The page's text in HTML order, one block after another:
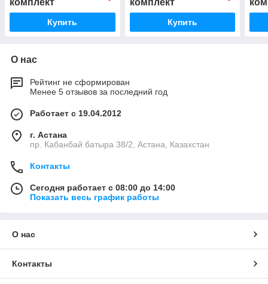
комплект
Купить
комплект
Купить
О нас
Рейтинг не сформирован
Менее 5 отзывов за последний год
Работает с 19.04.2012
г. Астана
пр. Кабанбай батыра 38/2, Астана, Казахстан
Контакты
Сегодня работает с 08:00 до 14:00
Показать весь график работы
О нас
Контакты